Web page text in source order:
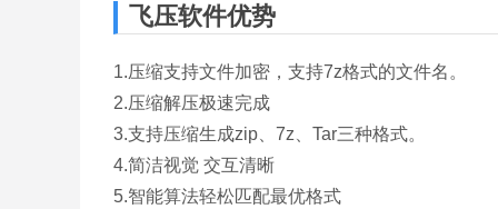
飞压软件优势
1.压缩支持文件加密，支持7z格式的文件名。
2.压缩解压极速完成
3.支持压缩生成zip、7z、Tar三种格式。
4.简洁视觉 交互清晰
5.智能算法轻松匹配最优格式